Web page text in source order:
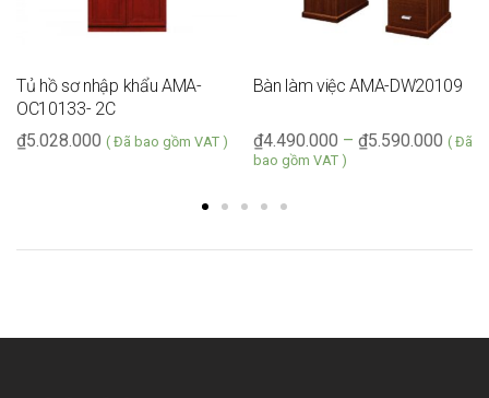
Tủ hồ sơ nhập khẩu AMA-
OC10133- 2C
5.028.000
₫ ( Đã bao gồm VAT )
Bàn làm việc AMA-DW20109
4.490.000
₫ – 5.590.000
₫
( Đã
bao gồm VAT )